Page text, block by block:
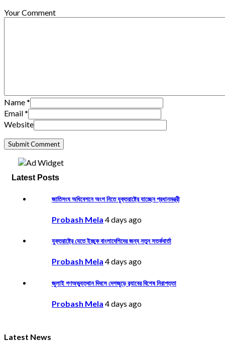
Your Comment
Name*
Email*
Website
Latest Posts
জাতিসংঘ অধিবেশনে অংশ নিতে যুক্তরাষ্ট্রে যাচ্ছেন প্রধানমন্ত্রী
Probash Mela 4 days ago
যুক্তরাষ্ট্রে যেতে ইচ্ছুক বাংলাদেশিদের জন্য নতুন সতর্কবার্তা
Probash Mela 4 days ago
জুলাই গণঅভ্যুত্থান দিবসে দেশজুড়ে র‌্যাবের বিশেষ নিরাপত্তা
Probash Mela 4 days ago
Latest News